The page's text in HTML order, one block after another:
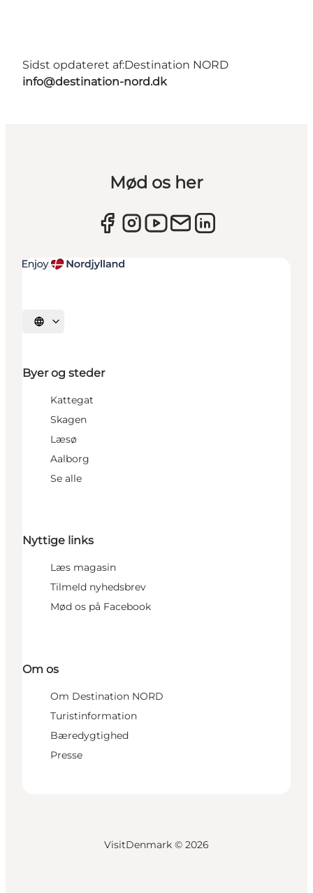
Sidst opdateret af:Destination NORD
info@destination-nord.dk
Mød os her
Vælg sprog
Byer og steder
Kattegat
Skagen
Læsø
Aalborg
Se alle
Nyttige links
Læs magasin
Tilmeld nyhedsbrev
Mød os på Facebook
Om os
Om Destination NORD
Turistinformation
Bæredygtighed
Presse
VisitDenmark © 2026